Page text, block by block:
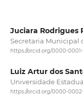
Juciara Rodrigues
Secretaria Municipal
https://orcid.org/0000-
Luiz Artur dos
Universidade
https://orcid.org/0000-